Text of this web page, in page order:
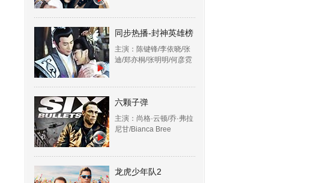
同步热播-封神英雄榜
主演：陈键锋/李依晓/张
迪/郑亦桐/张明明/何彦霓
六颗子弹
主演：尚格·云顿/乔·弗拉
尼甘/Bianca Bree
龙虎少年队2